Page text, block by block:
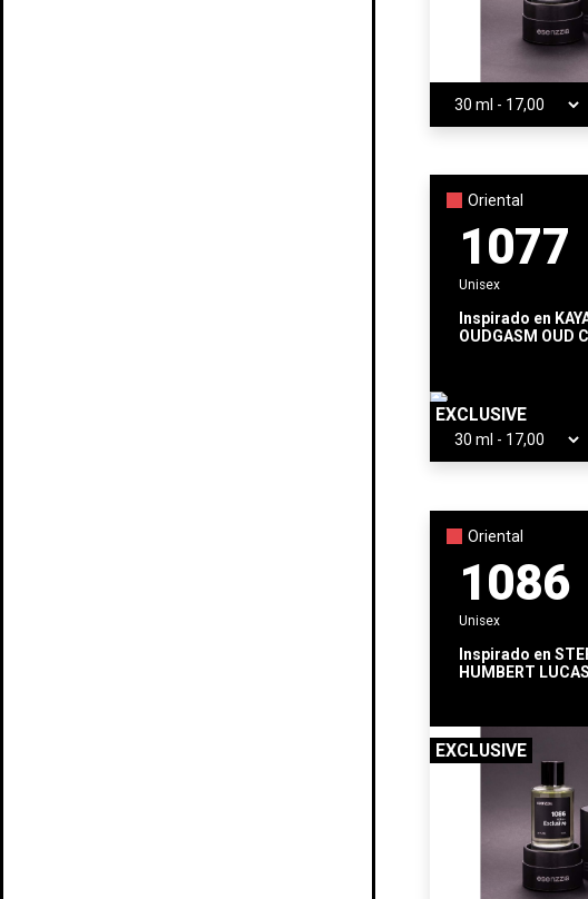
Crear
Oriental
1077
Unisex
Inspirado en
OUDGASM OUD
EXCLUSIVE
Oriental
1086
Unisex
Inspirado en
HUMBERT
EXCLUSIVE